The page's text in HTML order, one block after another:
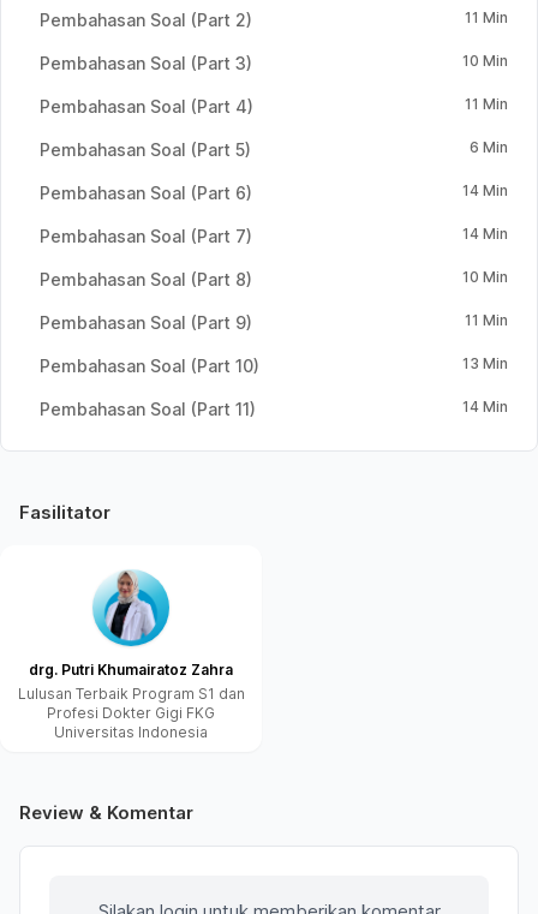
Pembahasan Soal (Part 2) 11 Min
Pembahasan Soal (Part 3) 10 Min
Pembahasan Soal (Part 4) 11 Min
Pembahasan Soal (Part 5) 6 Min
Pembahasan Soal (Part 6) 14 Min
Pembahasan Soal (Part 7) 14 Min
Pembahasan Soal (Part 8) 10 Min
Pembahasan Soal (Part 9) 11 Min
Pembahasan Soal (Part 10) 13 Min
Pembahasan Soal (Part 11) 14 Min
Fasilitator
drg. Putri Khumairatoz Zahra
Lulusan Terbaik Program S1 dan
Profesi Dokter Gigi FKG
Universitas Indonesia
Review & Komentar